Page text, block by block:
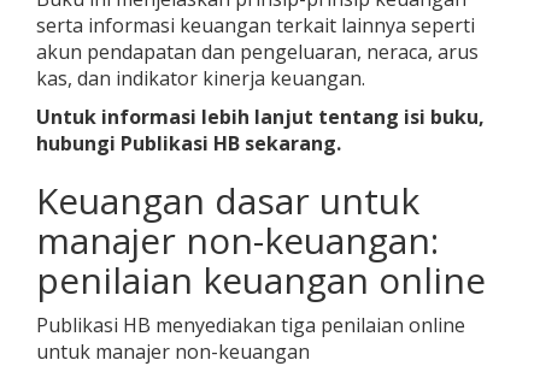
serta informasi keuangan terkait lainnya seperti
akun pendapatan dan pengeluaran, neraca, arus
kas, dan indikator kinerja keuangan.
Untuk informasi lebih lanjut tentang isi buku,
hubungi Publikasi HB sekarang.
Keuangan dasar untuk
manajer non-keuangan:
penilaian keuangan online
Publikasi HB menyediakan tiga penilaian online
untuk manajer non-keuangan